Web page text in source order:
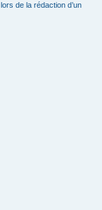
de la rédaction d’un